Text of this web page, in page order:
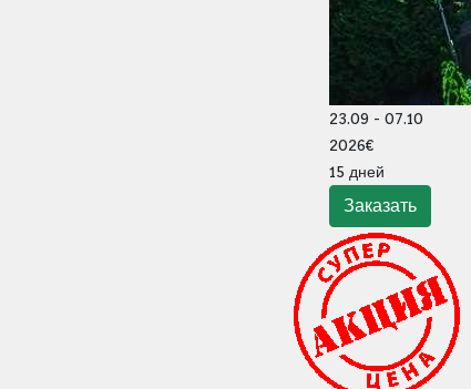
23.09 - 07.10
2026€
15 дней